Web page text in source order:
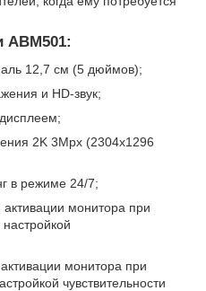
ABM501:
12,7 см (5 дюймов);
и HD-звук;
2K 3Mpx (2304x1296
в режиме 24/7;
активации монитора при
монитора при
чувствительности